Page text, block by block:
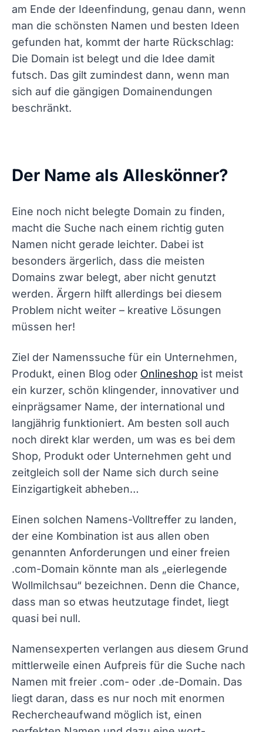
am Ende der Ideenfindung, genau dann, wenn
man die schönsten Namen und besten Ideen
gefunden hat, kommt der harte Rückschlag:
Die Domain ist belegt und die Idee damit
futsch. Das gilt zumindest dann, wenn man
sich auf die gängigen Domainendungen
beschränkt.
Der Name als Alleskönner?
Eine noch nicht belegte Domain zu finden,
macht die Suche nach einem richtig guten
Namen nicht gerade leichter. Dabei ist
besonders ärgerlich, dass die meisten
Domains zwar belegt, aber nicht genutzt
werden. Ärgern hilft allerdings bei diesem
Problem nicht weiter – kreative Lösungen
müssen her!
Ziel der Namenssuche für ein Unternehmen,
Produkt, einen Blog oder Onlineshop ist meist
ein kurzer, schön klingender, innovativer und
einprägsamer Name, der international und
langjährig funktioniert. Am besten soll auch
noch direkt klar werden, um was es bei dem
Shop, Produkt oder Unternehmen geht und
zeitgleich soll der Name sich durch seine
Einzigartigkeit abheben…
Einen solchen Namens-Volltreffer zu landen,
der eine Kombination ist aus allen oben
genannten Anforderungen und einer freien
.com-Domain könnte man als „eierlegende
Wollmilchsau“ bezeichnen. Denn die Chance,
dass man so etwas heutzutage findet, liegt
quasi bei null.
Namensexperten verlangen aus diesem Grund
mittlerweile einen Aufpreis für die Suche nach
Namen mit freier .com- oder .de-Domain. Das
liegt daran, dass es nur noch mit enormen
Rechercheaufwand möglich ist, einen